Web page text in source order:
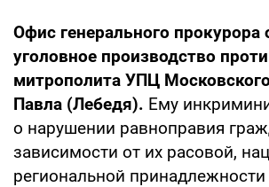
Офис генерального прокурора
уголовное производство
митрополита УПЦ
Павла (Лебедя). Ему
о нарушении равноправия
зависимости от их расовой,
региональной принадлежности